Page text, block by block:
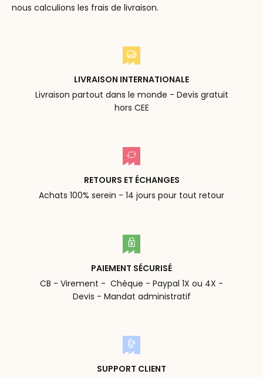
nous calculions les frais de livraison.
LIVRAISON INTERNATIONALE
Livraison partout dans le monde - Devis gratuit
hors CEE
RETOURS ET ÉCHANGES
Achats 100% serein - 14 jours pour tout retour
PAIEMENT SÉCURISÉ
CB - Virement - Chèque - Paypal 1X ou 4X -
Devis - Mandat administratif
SUPPORT CLIENT